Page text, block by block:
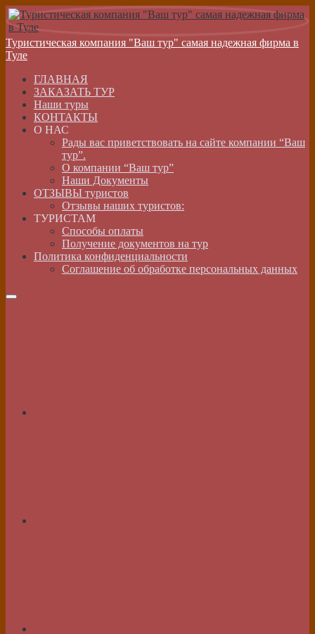
Туристическая компания "Ваш тур" самая надежная фирма в
Туле
ГЛАВНАЯ
ЗАКАЗАТЬ ТУР
Наши туры
КОНТАКТЫ
О НАС
Рады вас приветствовать на сайте компании “Ваш
тур”.
О компании “Ваш тур”
Наши Документы
ОТЗЫВЫ туристов
Отзывы наших туристов:
ТУРИСТАМ
Способы оплаты
Получение документов на тур
Политика конфиденциальности
Соглашение об обработке персональных данных